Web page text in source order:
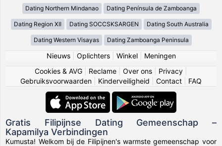
Dating Northern Mindanao Dating Península de Zamboanga
Dating Region XII Dating SOCCSKSARGEN Dating South Australia
Dating Western Visayas Dating Zamboanga Peninsula
Nieuws| Oplichters| Winkel| Meningen
Cookies & AVG
Reclame Over ons Privacy
Gebruiksvoorwaarden
Kinderveiligheid Contact FAQ
Gratis Filipijnse Dating Gemeenschap –
Kapamilya Verbindingen
Kumusta! Welkom bij de Filipijnen's warmste gemeenschap voor